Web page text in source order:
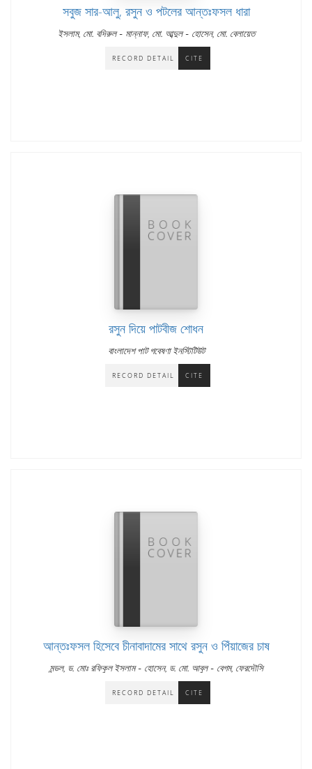
সবুজ সার-আলু, রসুন ও পটলের আন্তঃফসল ধারা
ইসলাম, মো. বদিরুল- মান্নাফ, মো. আব্দুল- হোসেন, মো. বেলায়েত
RECORD DETAIL CITE
রসুন দিয়ে পাটবীজ শোধন
বাংলাদেশ পাট গবেষণা ইনস্টিটিউট
RECORD DETAIL CITE
আন্তঃফসল হিসেবে চীনাবাদামের সাথে রসুন ও পিঁয়াজের চাষ
মন্ডল, ড. মোঃ রফিকুল ইসলাম- হোসেন, ড. মো. আবুল- বেগম, ফেরদৌসি
RECORD DETAIL CITE